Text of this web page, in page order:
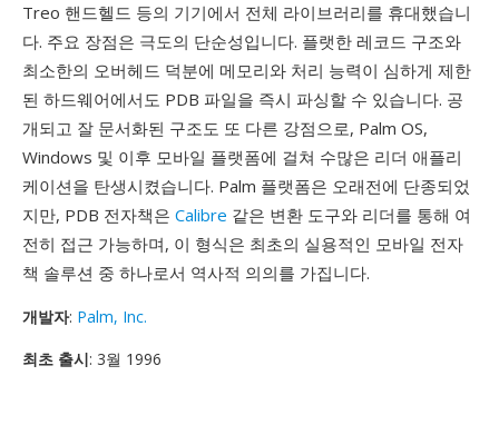
Treo 핸드헬드 등의 기기에서 전체 라이브러리를 휴대했습니
다. 주요 장점은 극도의 단순성입니다. 플랫한 레코드 구조와
최소한의 오버헤드 덕분에 메모리와 처리 능력이 심하게 제한
된 하드웨어에서도 PDB 파일을 즉시 파싱할 수 있습니다. 공
개되고 잘 문서화된 구조도 또 다른 강점으로, Palm OS,
Windows 및 이후 모바일 플랫폼에 걸쳐 수많은 리더 애플리
케이션을 탄생시켰습니다. Palm 플랫폼은 오래전에 단종되었
지만, PDB 전자책은 Calibre 같은 변환 도구와 리더를 통해 여
전히 접근 가능하며, 이 형식은 최초의 실용적인 모바일 전자
책 솔루션 중 하나로서 역사적 의의를 가집니다.
개발자: Palm, Inc.
최초 출시: 3월 1996